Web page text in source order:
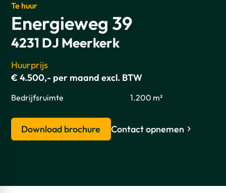
Te huur
Energieweg 39
4231 DJ Meerkerk
Huurprijs
€ 4.500,- per maand excl. BTW
Bedrijfsruimte 1.200 m²
Download brochure Contact opnemen